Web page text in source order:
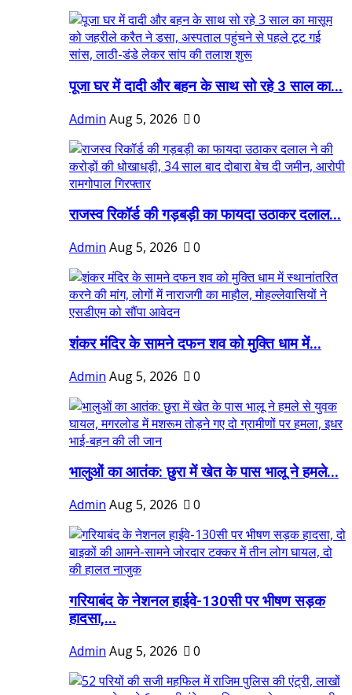
पूजा घर में दादी और बहन के साथ सो रहे 3 साल का...
Admin Aug 5, 2026 0
राजस्व रिकॉर्ड की गड़बड़ी का फायदा उठाकर दलाल...
Admin Aug 5, 2026 0
शंकर मंदिर के सामने दफन शव को मुक्ति धाम में...
Admin Aug 5, 2026 0
भालुओं का आतंक: छुरा में खेत के पास भालू ने हमले...
Admin Aug 5, 2026 0
गरियाबंद के नेशनल हाईवे-130सी पर भीषण सड़क
हादसा,...
Admin Aug 5, 2026 0